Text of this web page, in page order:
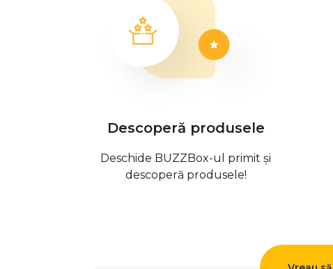
Descoperă produsele
Deschide BUZZBox-ul primit și
descoperă produsele!